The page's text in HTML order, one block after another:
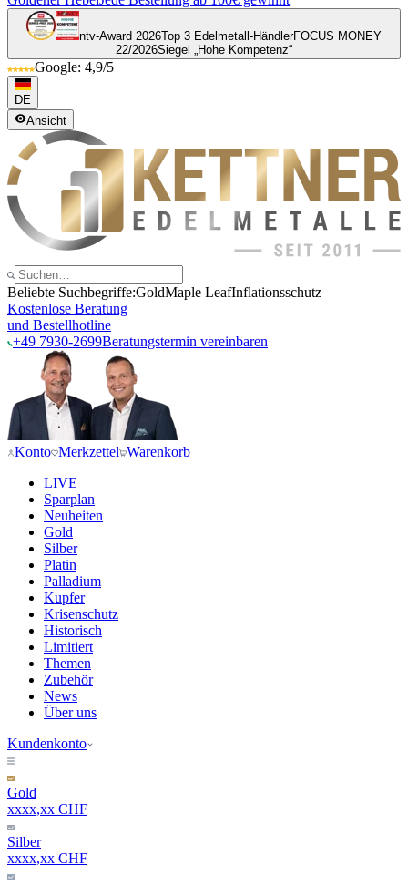
ntv-Award 2026Top 3 Edelmetall-HändlerFOCUS MONEY
22/2026Siegel „Hohe Kompetenz“
Google: 4,9/5
DE
Ansicht
Beliebte Suchbegriffe:GoldMaple LeafInflationsschutz
Kostenlose Beratung
und Bestellhotline
+49 7930-2699Beratungstermin vereinbaren
Konto Merkzettel Warenkorb
LIVE
Sparplan
Neuheiten
Gold
Silber
Platin
Palladium
Kupfer
Krisenschutz
Historisch
Limitiert
Themen
Zubehör
News
Über uns
Kundenkonto
Gold
xxxx,xx CHF
Silber
xxxx,xx CHF